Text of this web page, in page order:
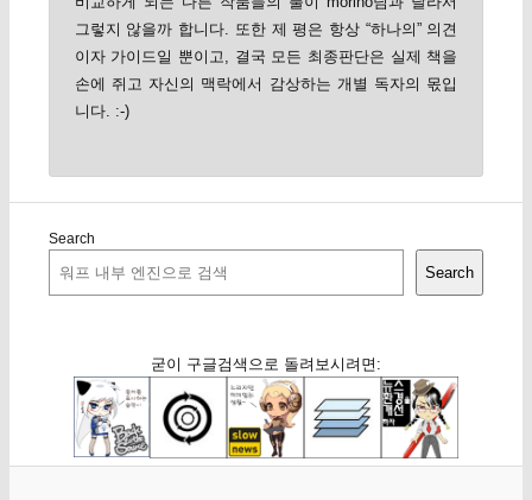
그렇지 않을까 합니다. 또한 제 평은 항상 “하나의” 의견
이자 가이드일 뿐이고, 결국 모든 최종판단은 실제 책을
손에 쥐고 자신의 맥락에서 감상하는 개별 독자의 몫입
니다. :-)
Search
Search
굳이 구글검색으로 돌려보시려면: